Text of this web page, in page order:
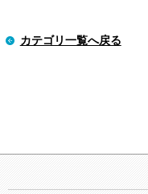
カテゴリ一覧へ戻る